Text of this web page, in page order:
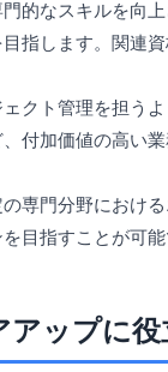
的なスキルを向
指します。関連
クト管理を担う
付加価値の高い
専門分野におけ
目指すことが可能
アップに役